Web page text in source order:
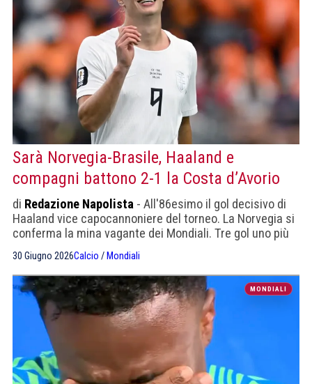
Sarà Norvegia-Brasile, Haaland e
compagni battono 2-1 la Costa d’Avorio
di Redazione Napolista - All'86esimo il gol decisivo di
Haaland vice capocannoniere del torneo. La Norvegia si
conferma la mina vagante dei Mondiali. Tre gol uno più
30 Giugno 2026Calcio / Mondiali
MONDIALI